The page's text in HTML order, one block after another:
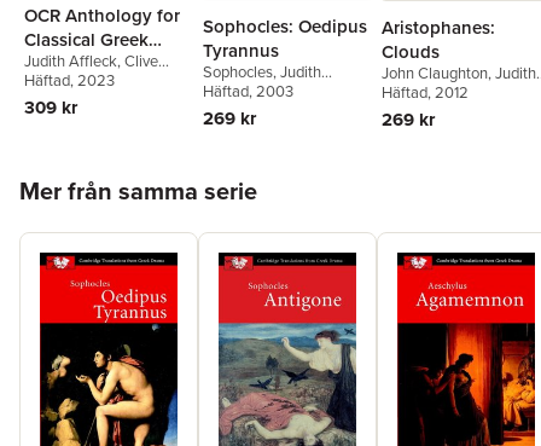
OCR Anthology for
Classical Greek
GCSE 2025-2026
Judith Affleck,Clive
Letchford
Häftad, 2023
309 kr
Sophocles: Oedipus
Tyrannus
Sophocles,Judith
Affleck,Ian McAuslan
Häftad, 2003
269 kr
Aristophanes:
Clouds
John Claughton,Judith
Affleck
Häftad, 2012
269 kr
Mer från samma serie